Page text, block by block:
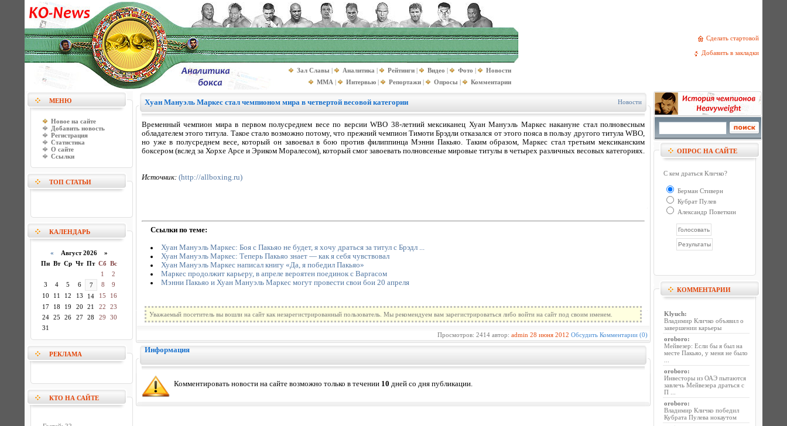
Сделать стартовой
Добавить в закладки
Зал Славы | Аналитика | Рейтинги | Видео | Фото |
Новости
MMA | Интервью | Репортажи | Опросы | Комментарии
МЕНЮ
Новое на сайте
Добавить новость
Регистрация
Статистика
О сайте
Ссылки
ТОП СТАТЬИ
КАЛЕНДАРЬ
« Август 2026 »
Пн Вт Ср Чт Пт Сб Вс
1
2
3
4 5 6 7 8
9
10
11 12 13 14 15
16
17
18 19 20 21 22
23
24
25 26 27 28 29
30
31
РЕКЛАМА
КТО НА САЙТЕ
Хуан Мануэль Маркес стал чемпионом мира в четвертой весовой категории Новости
Временный чемпион мира в первом полусреднем весе по версии WBO 38-летний мексиканец Хуан Мануэль Маркес накануне стал полновесным
обладателем этого титула. Такое стало возможно потому, что прежний чемпион Тимоти Брэдли отказался от этого пояса в пользу другого титула WBO,
но уже в полусреднем весе, который он завоевал в бою против филиппинца Мэнни Пакьяо. Таким образом, Маркес стал третьим мексиканским
боксером (вслед за Хорхе Арсе и Эриком Моралесом), который смог завоевать полновсеные мировые титулы в четырех различных весовых категориях.
Источник: (http://allboxing.ru)
Ссылки по теме:
Хуан Мануэль Маркес: Боя с Пакьяо не будет, я хочу драться за титул с Брэдл ...
Хуан Мануэль Маркес: Теперь Пакьяо знает — как я себя чувствовал
Хуан Мануэль Маркес написал книгу «Да, я победил Пакьяо»
Маркес продолжит карьеру, в апреле вероятен поединок с Варгасом
Мэнни Пакьяо и Хуан Мануэль Маркес могут провести свои бои 20 апреля
Уважаемый посетитель вы вошли на сайт как незарегистрированный пользователь. Мы рекомендуем вам зарегистрироваться либо войти на сайт под своим именем.
Просмотров: 2414 автор: admin 28 июня 2012 Обсудить Комментарии (0)
Информация
Комментировать новости на сайте возможно только в течении 10 дней со дня публикации.
ОПРОС НА САЙТЕ
С кем драться Кличко?
Берман Стиверн
Кубрат Пулев
Александр Поветкин
КОММЕНТАРИИ
Klyuch:
Владимир Кличко объявил о
завершении карьеры
oroboro:
Мейвезер: Если бы я был на
месте Пакьяо, у меня не было
oroboro:
Инвесторы из ОАЭ пытаются
завлечь Мейвезера драться с
П ...
oroboro:
Владимир Кличко победил
Кубрата Пулева нокаутом